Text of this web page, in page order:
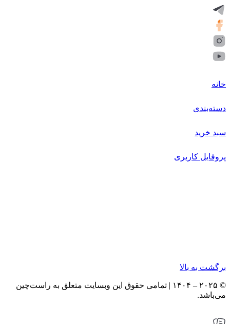
خانه
دسته‌بندی
سبد خرید
پروفایل کاربری
برگشت به بالا
© ۲۰۲۵ – ۱۴۰۴ | تمامی حقوق این وبسایت متعلق به راست‌چین
می‌باشد.